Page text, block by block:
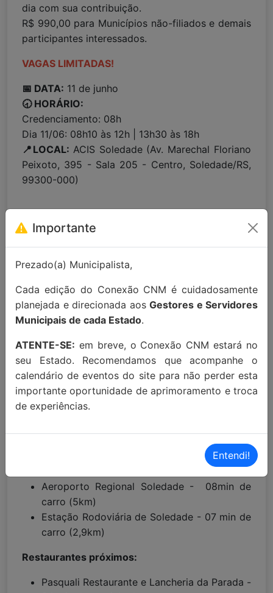
dia com sua contribuição.
R$ 990,00 para Municípios não-filiados e demais
participantes interessados.
VAGAS LIMITADAS!
📅 DATA: 11 de junho
🕣 HORÁRIO:
Credenciamento: 08h
Dia 11/06: 08h10 às 12h | 13h30 às 18h
📍LOCAL: ACIS Soledade (Av. Marechal Floriano
Peixoto, 395 - Sala 205 - Centro, Soledade/RS,
99300-000)
Para maiores informações entre em
contato: contato@conexaocnm.org.br
ou whats
app(51) 99215-3439.
MAIORES INFORMAÇÕES:
Localização Maps:Clique aqui!
Localização Waze:
Aeroporto Regional Soledade - 08min de
carro (5km)
Estação Rodoviária de Soledade - 07 min de
carro (2,9km)
Restaurantes próximos:
Pasquali Restaurante e Lancheria da Parada -
Importante
Prezado(a) Municipalista,
Cada edição do Conexão CNM é cuidadosamente
planejada e direcionada aos Gestores e Servidores
Municipais de cada Estado.
ATENTE-SE: em breve, o Conexão CNM estará no
seu Estado. Recomendamos que acompanhe o
calendário de eventos do site para não perder esta
importante oportunidade de aprimoramento e troca
de experiências.
Entendi!